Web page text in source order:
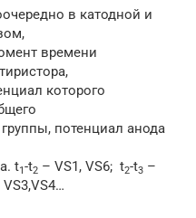
в катодной и
времени
которого
потенциал анода
t1-t2 – VS1, VS6; t2-t3 –
VS3,VS4…